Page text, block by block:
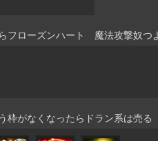
ローズンハート 魔法攻撃奴つ
枠がなくなったらドラン系は売る